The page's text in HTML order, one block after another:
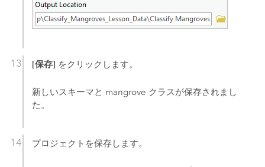
[保存] をクリックします。
新しいスキーマと mangrove クラスが保存されまし
た。
プロジェクトを保存します。